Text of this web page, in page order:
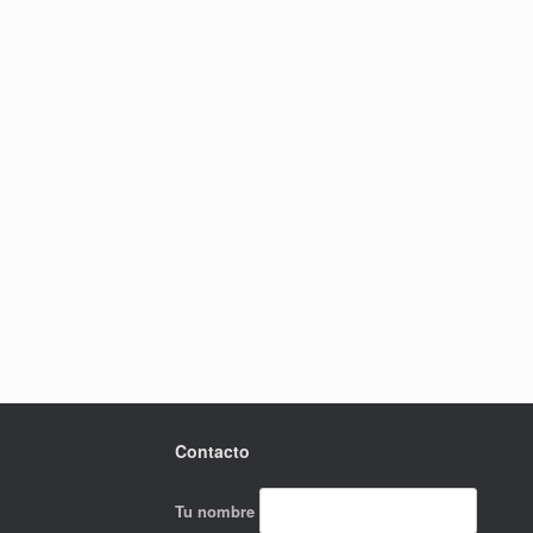
Contacto
Tu nombre